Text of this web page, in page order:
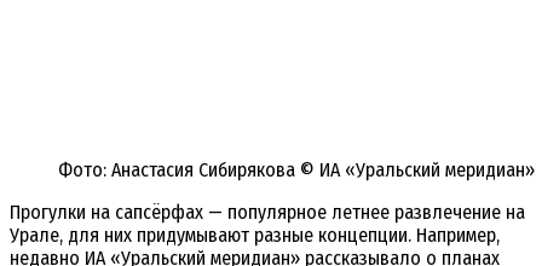
Фото: Анастасия Сибирякова © ИА «Уральский меридиан»
Прогулки на сапсёрфах — популярное летнее развлечение на
Урале, для них придумывают разные концепции. Например,
недавно ИА «Уральский меридиан» рассказывало о планах